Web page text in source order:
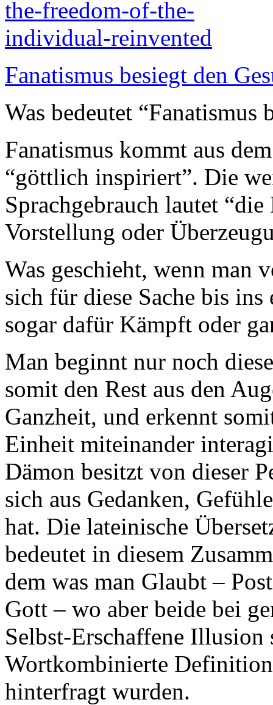
Fanatismus besiegt den
Was bedeutet “Fanatismus
Fanatismus kommt aus
“göttlich inspiriert”. Die
Sprachgebrauch lautet
Vorstellung oder
Was geschieht, wenn man
sich für diese Sache bis
sogar dafür Kämpft oder
Man beginnt nur noch
somit den Rest aus den
Ganzheit, und erkennt
Einheit miteinander
Dämon besitzt von dieser
sich aus Gedanken,
hat. Die lateinische
bedeutet in diesem
dem was man Glaubt –
Gott – wo aber beide bei
Selbst-Erschaffene
Wortkombinierte
hinterfragt wurden.